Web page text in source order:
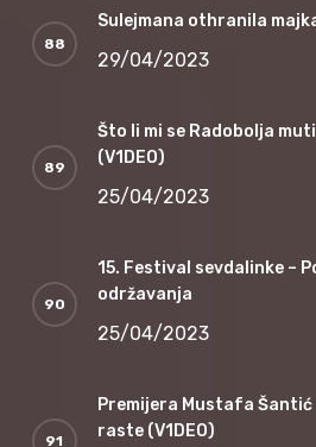
Sulejmana othranila
29/04/2023
Što li mi se Radobolja
(V1DEO)
25/04/2023
15. Festival sevdalinke –
održavanja
25/04/2023
Premijera Mustafa Šantić
raste (V1DEO)